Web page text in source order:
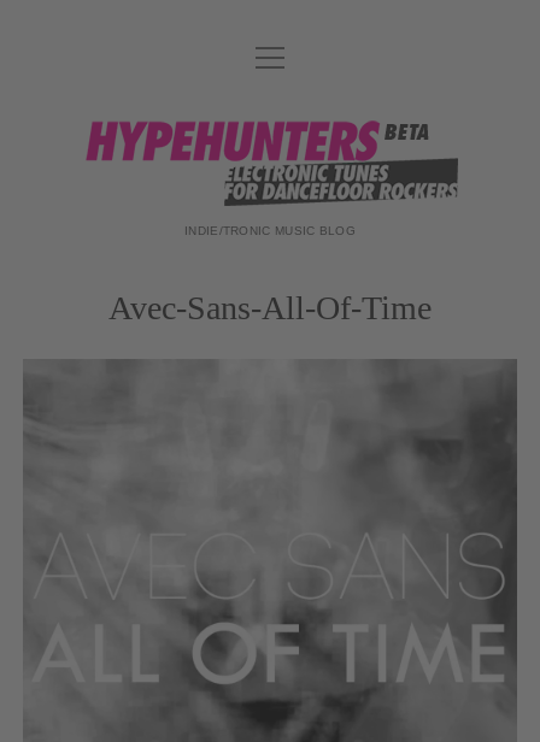
DATENSCHUTZ
DJ-TEAM
ABOUT
Menü
öffnen
hypehunters
INDIE/TRONIC MUSIC BLOG
Avec-Sans-All-Of-Time